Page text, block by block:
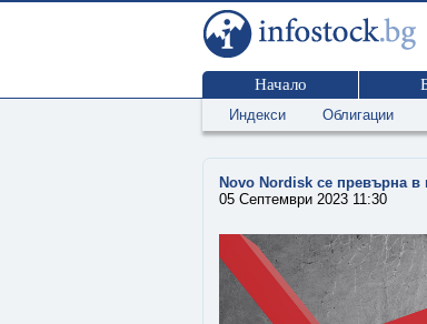
Начало
Индекси Облигации
Novo Nordisk се превърна в
05 Септември 2023 11:30